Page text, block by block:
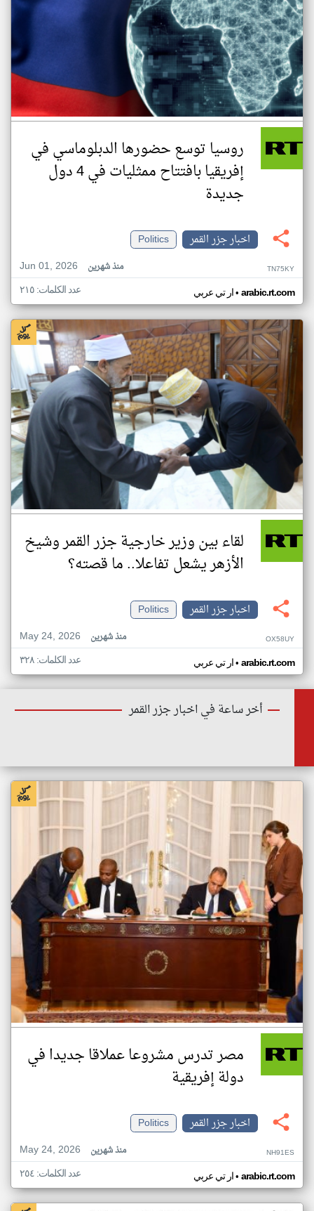
روسيا توسع حضورها الدبلوماسي في
إفريقيا بافتتاح ممثليات في 4 دول
جديدة
اخبار جزر القمر
Politics
Jun 01, 2026
منذ شهرين TN75KY
ار تي عربي• arabic.rt.com عدد الكلمات: ٢١٥
لقاء بين وزير خارجية جزر القمر وشيخ
الأزهر يشعل تفاعلا.. ما قصته؟
اخبار جزر القمر
Politics
May 24, 2026
منذ شهرين OX58UY
ار تي عربي• arabic.rt.com عدد الكلمات: ٣٢٨
أخر ساعة في اخبار جزر القمر
مصر تدرس مشروعا عملاقا جديدا في
دولة إفريقية
اخبار جزر القمر
Politics
May 24, 2026
منذ شهرين NH91ES
ار تي عربي• arabic.rt.com عدد الكلمات: ٢٥٤